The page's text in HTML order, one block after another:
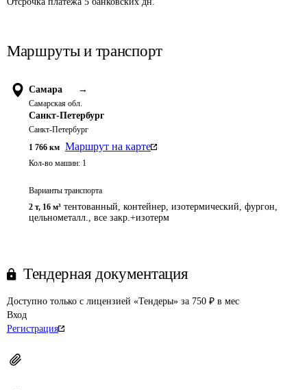
Маршруты и транспорт
Самара →
Самарская обл.
Санкт-Петербург
Санкт-Петербург
1 766 км Маршрут на карте
Кол-во машин: 1
Варианты транспорта
2 т, 16 м³ тентованный, контейнер, изотермический, фургон,
цельнометалл., все закр.+изотерм
Тендерная документация
Доступно только с лицензией «Тендеры» за 750 ₽ в мес
Вход
Регистрация